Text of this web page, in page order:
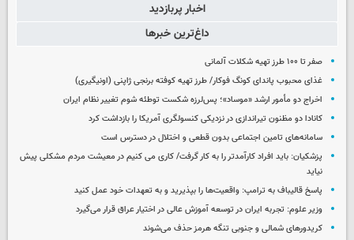
اخبار پربازدید
داغ‌ترین خبرها
صفر تا ۱۰۰ طرز تهیه شکلات آلمانی
غذای محبوب پاندای کونگ فوکار/ طرز تهیه کوفته برنجی ژاپنی (اونیگیری)
اخراج دو مأمور ارشد «موساد»؛ پس‌لرزه شکست توطئه شوم تغییر نظام ایران
کانادا دو مظنون تیراندازی در نزدیکی کنسولگری آمریکا را بازداشت کرد
سامانه‌های تامین اجتماعی بدون قطعی و اختلال در دسترس است
پزشکیان: باید افراد کارآمدتر را به کار گرفت/ کاری می کنیم در معیشت مردم مشکلی پیش
نیاید
پاسخ قالیباف به ترامپ: واقعیت‌ها را بپذیرید و به تعهدات خود عمل کنید
وزیر علوم: تجربه ایران در توسعه آموزش عالی در اختیار عراق قرار می‌گیرد
کریدورهای شمالی و جنوبی تنگه هرمز حذف می‌شوند